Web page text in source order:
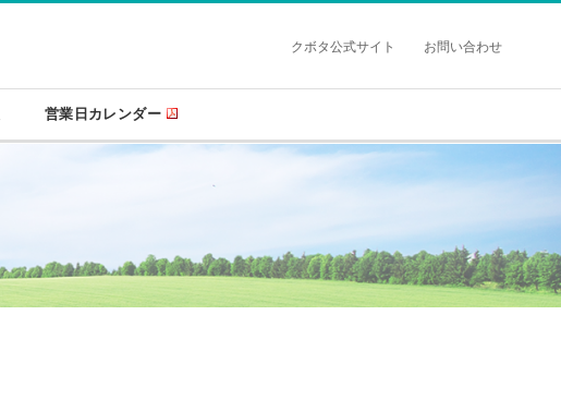
クボタ公式サイト お問い合わせ
営業日カレンダー